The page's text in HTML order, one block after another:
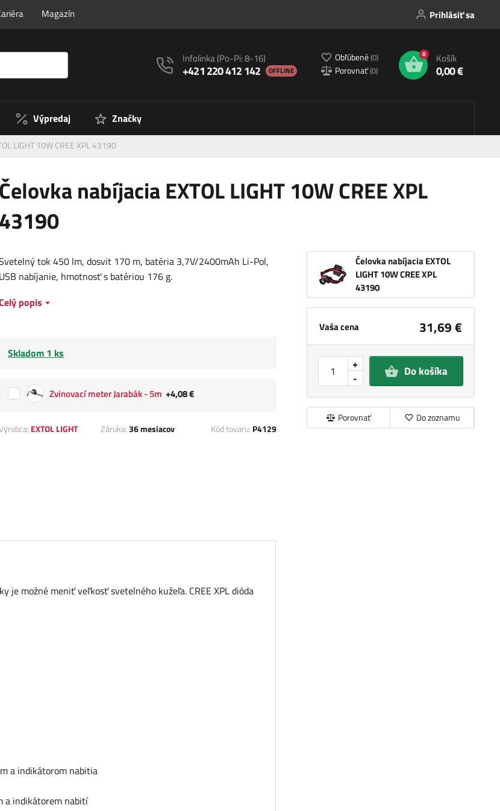
Magazín Prihlásiť sa
Infolinka(Po-Pi: 8-16)
+421 220 412 142 OFFLINE
Obľúbené(0)
Porovnať(0)
0 Košík
0,00 €
Výpredaj Značky
LIGHT 10W CREE XPL 43190
Čelovka nabíjacia EXTOL LIGHT 10W CREE XPL
43190
Čelovka nabíjacia EXTOL
LIGHT 10W CREE XPL
43190
Vaša cena 31,69 €
-
+ Do košíka
Porovnať Do zoznamu
tok 450 lm, dosvit 170 m, batéria 3,7V/2400mAh Li-Pol,
USB nabíjanie, hmotnosť s batériou 176 g.
popis
Skladom 1 ks
Zvinovací meter Jarabák - 5m +4,08 €
EXTOL LIGHT Záruka:36 mesiacov Kód tovaru: P4129
je možné meniť veľkosť svetelného kužeľa. CREE XPL dióda
a indikátorom nabitia
a indikátorem nabití